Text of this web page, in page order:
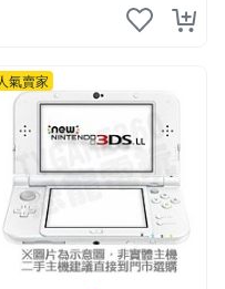
人氣賣家